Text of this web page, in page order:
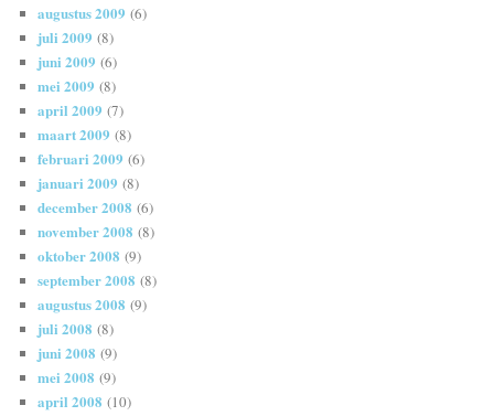
augustus 2009 (6)
juli 2009 (8)
juni 2009 (6)
mei 2009 (8)
april 2009 (7)
maart 2009 (8)
februari 2009 (6)
januari 2009 (8)
december 2008 (6)
november 2008 (8)
oktober 2008 (9)
september 2008 (8)
augustus 2008 (9)
juli 2008 (8)
juni 2008 (9)
mei 2008 (9)
april 2008 (10)